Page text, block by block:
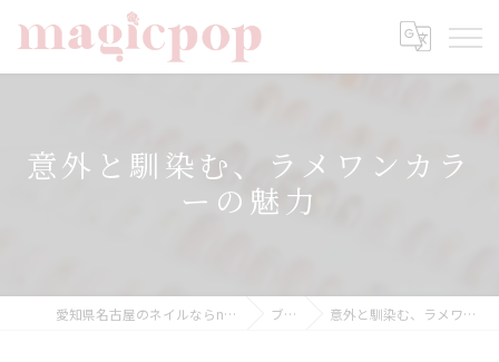
意外と馴染む、ラメワンカラ
ーの魅力
愛知県名古屋のネイルならnailsalon magicpop ブログ 意外と馴染む、ラメワンカラーの魅力